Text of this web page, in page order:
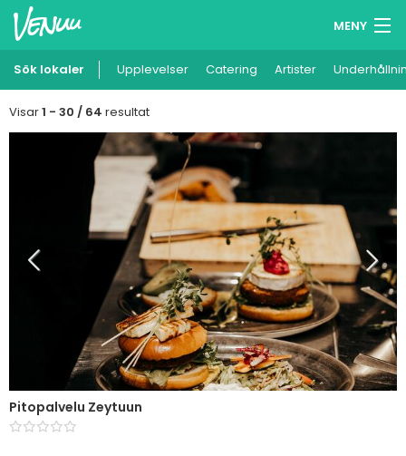
MENY
Minneslista
Svenska
Lägg till din lokal
Sök lokaler Upplevelser Catering Artister
Visar1 - 30 / 64 resultat
Pitopalvelu Zeytuun